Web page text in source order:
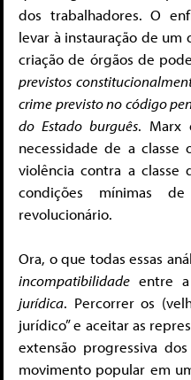
dos trabalhadores. O
levar à instauração de
criação de órgãos de
previstos
crime previsto no código
do Estado burguês. Marx
necessidade de a classe
violência contra a classe
condições mínimas
revolucionário.
Ora, o que todas essas
incompatibilidade entre
jurídica. Percorrer os
jurídico” e aceitar as
extensão progressiva
movimento popular em